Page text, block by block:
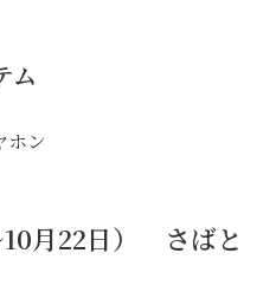
ム
ホン
月22日） さばと